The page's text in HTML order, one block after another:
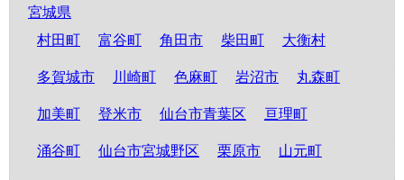
宮城県
村田町
富谷町 角田市 柴田町 大衡村
多賀城市 川崎町 色麻町 岩沼市 丸森町
加美町 登米市 仙台市青葉区 亘理町
涌谷町 仙台市宮城野区 栗原市 山元町